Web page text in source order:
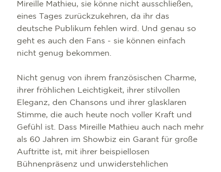
Mireille Mathieu, sie könne nicht ausschließen,
eines Tages zurückzukehren, da ihr das
deutsche Publikum fehlen wird. Und genau so
geht es auch den Fans - sie können einfach
nicht genug bekommen.
Nicht genug von ihrem französischen Charme,
ihrer fröhlichen Leichtigkeit, ihrer stilvollen
Eleganz, den Chansons und ihrer glasklaren
Stimme, die auch heute noch voller Kraft und
Gefühl ist. Dass Mireille Mathieu auch nach mehr
als 60 Jahren im Showbiz ein Garant für große
Auftritte ist, mit ihrer beispiellosen
Bühnenpräsenz und unwiderstehlichen